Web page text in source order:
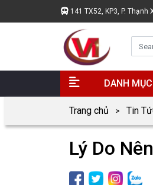
141 TX52, KP3, P. Thạnh
DANH
Trang chủ Tin
Lý Do